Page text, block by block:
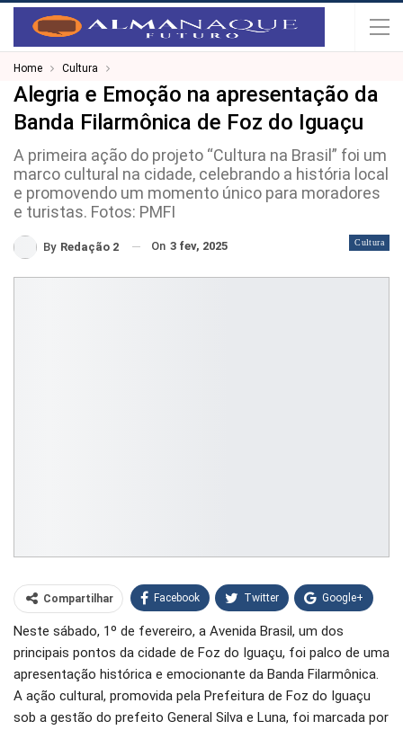
Home Cultura
Alegria e Emoção na apresentação da
Banda Filarmônica de Foz do Iguaçu
A primeira ação do projeto “Cultura na Brasil” foi um
marco cultural na cidade, celebrando a história local
e promovendo um momento único para moradores
e turistas. Fotos: PMFI
Cultura
By Redação 2 On 3 fev, 2025
Compartilhar Facebook Twitter Google+
WhatsApp Pinterest
Neste sábado, 1º de fevereiro, a Avenida Brasil, um dos
principais pontos da cidade de Foz do Iguaçu, foi palco de uma
apresentação histórica e emocionante da Banda Filarmônica.
A ação cultural, promovida pela Prefeitura de Foz do Iguaçu
sob a gestão do prefeito General Silva e Luna, foi marcada por